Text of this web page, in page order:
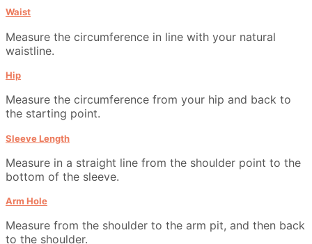
Waist
Measure the circumference in line with your natural
waistline.
Hip
Measure the circumference from your hip and back to
the starting point.
Sleeve Length
Measure in a straight line from the shoulder point to the
bottom of the sleeve.
Arm Hole
Measure from the shoulder to the arm pit, and then back
to the shoulder.